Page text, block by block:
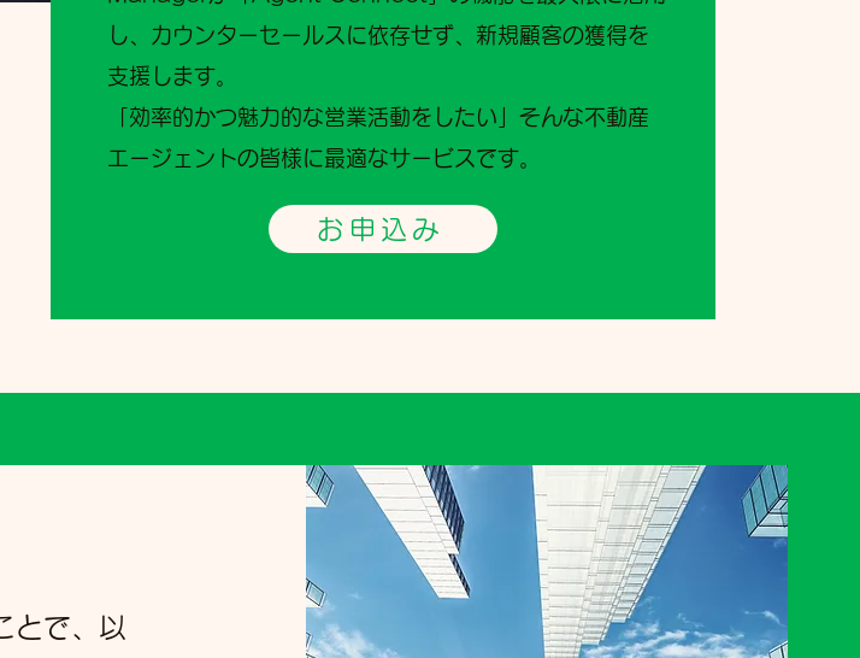
し、カウンターセールスに依存せず、新規顧客の獲得を
支援します。
「効率的かつ魅力的な営業活動をしたい」そんな不動産
エージェントの皆様に最適なサービスです。
お申込み
で、以